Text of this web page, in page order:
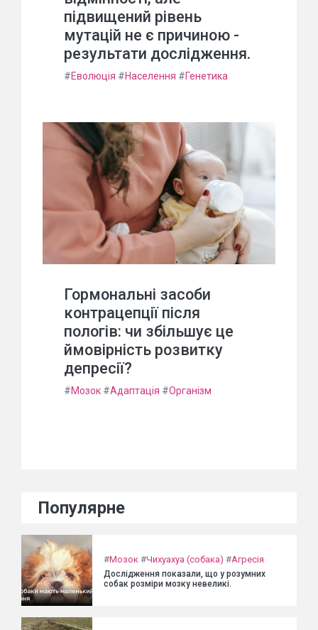
підвищений рівень
мутацій не є причиною -
результати дослідження.
#Еволюція #Населення #Генетика
Гормональні засоби
контрацепції після
пологів: чи збільшує це
ймовірність розвитку
депресії?
#Мозок #Адаптація #Організм
Популярне
#Мозок #Чихуахуа (собака) #Агресія
Дослідження показали, що у розумних
собак розміри мозку невеликі.